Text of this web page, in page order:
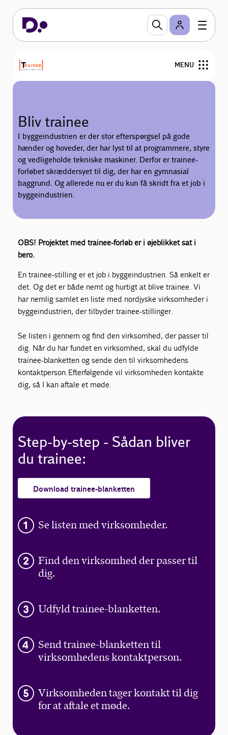
MENU
Uddannelse og karriere
Nyttig viden
For virksomheder
Bliv trainee
I byggeindustrien er der stor efterspørgsel på gode
hænder og hoveder, der har lyst til at programmere, styre
og vedligeholde tekniske maskiner. Derfor er trainee-
forløbet skræddersyet til dig, der har en gymnasial
baggrund. Og allerede nu er du kun få skridt fra et job i
byggeindustrien.
OBS! Projektet med trainee-forløb er i øjeblikket sat i
bero.
En trainee-stilling er et job i byggeindustrien. Så enkelt er
det. Og det er både nemt og hurtigt at blive trainee. Vi
har nemlig samlet en liste med nordjyske virksomheder i
byggeindustrien, der tilbyder trainee-stillinger.
Se listen i gennem og find den virksomhed, der passer til
dig. Når du har fundet en virksomhed, skal du udfylde
trainee-blanketten og sende den til virksomhedens
kontaktperson. Efterfølgende vil virksomheden kontakte
dig, så I kan aftale et møde.
Step-by-step - Sådan bliver
du trainee:
Download trainee-blanketten
Se listen med virksomheder.
Find den virksomhed der passer til
dig.
Udfyld trainee-blanketten.
Send trainee-blanketten til
virksomhedens kontaktperson.
Virksomheden tager kontakt til dig
for at aftale et møde.